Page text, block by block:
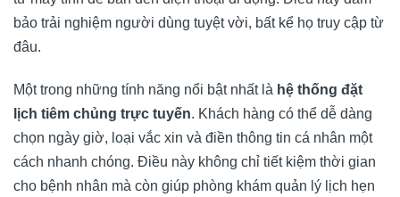
bảo trải nghiệm người dùng tuyệt vời, bất kể họ truy cập từ
đâu.
Một trong những tính năng nổi bật nhất là hệ thống đặt
lịch tiêm chủng trực tuyến. Khách hàng có thể dễ dàng
chọn ngày giờ, loại vắc xin và điền thông tin cá nhân một
cách nhanh chóng. Điều này không chỉ tiết kiệm thời gian
cho bệnh nhân mà còn giúp phòng khám quản lý lịch hẹn